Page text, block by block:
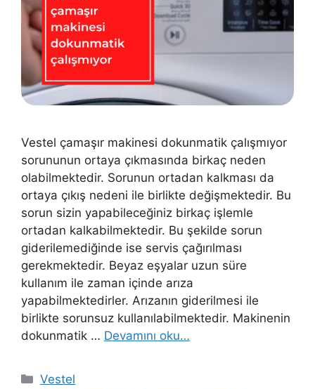
Vestel çamaşır makinesi dokunmatik çalışmıyor
sorununun ortaya çıkmasında birkaç neden
olabilmektedir. Sorunun ortadan kalkması da
ortaya çıkış nedeni ile birlikte değişmektedir. Bu
sorun sizin yapabileceğiniz birkaç işlemle
ortadan kalkabilmektedir. Bu şekilde sorun
giderilemediğinde ise servis çağırılması
gerekmektedir. Beyaz eşyalar uzun süre
kullanım ile zaman içinde arıza
yapabilmektedirler. Arızanın giderilmesi ile
birlikte sorunsuz kullanılabilmektedir. Makinenin
dokunmatik … Devamını oku…
Kategoriler
Vestel